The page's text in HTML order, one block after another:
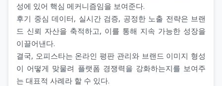
성에 있어 핵심 메커니즘임을 보여준다.
후기 중심 데이터, 실시간 검증, 공정한 노출 전략은 브랜
드 신뢰 자산을 축적하고, 이를 통해 지속 가능한 성장을
이끌어낸다.
결국, 오피스타는 온라인 평판 관리와 브랜드 이미지 형성
이 어떻게 맞물려 플랫폼 경쟁력을 강화하는지를 보여주
는 대표적 사례라 할 수 있다.